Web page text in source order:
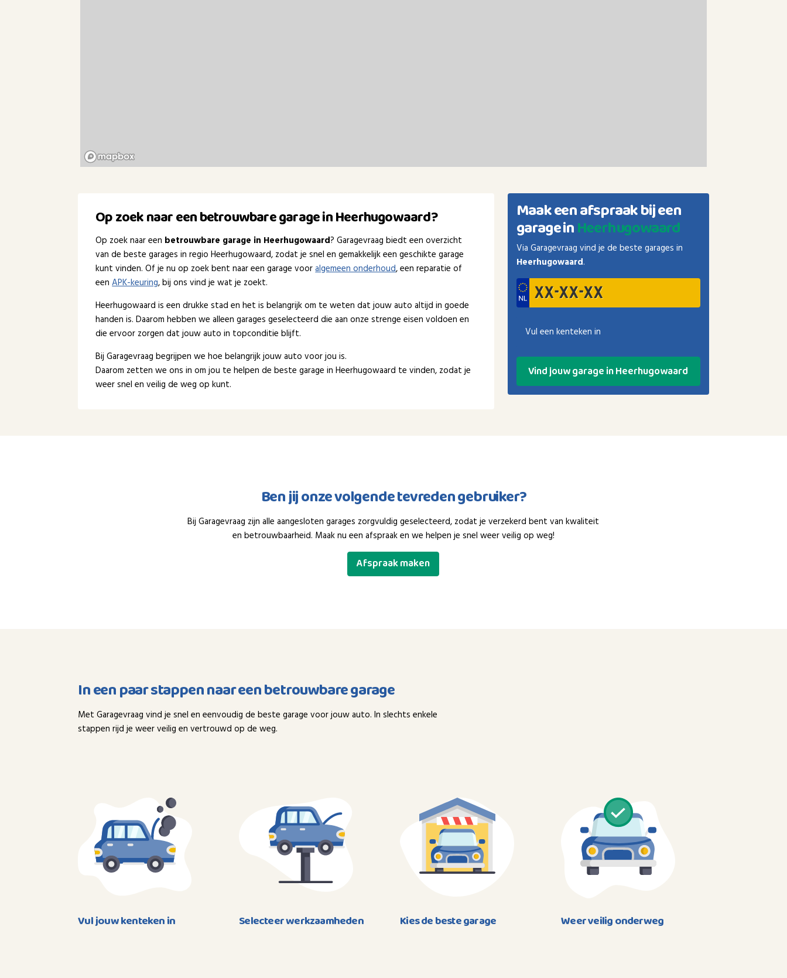
Op zoek naar een betrouwbare garage in Heerhugowaard?
Op zoek naar een betrouwbare garage in Heerhugowaard? Garagevraag biedt een overzicht
van de beste garages in regio Heerhugowaard, zodat je snel en gemakkelijk een geschikte garage
kunt vinden. Of je nu op zoek bent naar een garage vooralgemeen onderhoud, een reparatie of
eenAPK-keuring, bij ons vind je wat je zoekt.
Heerhugowaard is een drukke stad en het is belangrijk om te weten dat jouw auto altijd in goede
handen is. Daarom hebben we alleen garages geselecteerd die aan onze strenge eisen voldoen en
die ervoor zorgen dat jouw auto in topconditie blijft.
Bij Garagevraag begrijpen we hoe belangrijk jouw auto voor jou is.
Daarom zetten we ons in om jou te helpen de beste garage in Heerhugowaard te vinden, zodat je
weer snel en veilig de weg op kunt.
Maak een afspraak bij een
garage inHeerhugowaard
Via Garagevraag vind je de beste garages in
Heerhugowaard.
Vul een kenteken in
Vind jouw garage in Heerhugowaard
Ben jij onze volgende tevreden gebruiker?
Bij Garagevraag zijn alle aangesloten garages zorgvuldig geselecteerd, zodat je verzekerd bent van kwaliteit
en betrouwbaarheid. Maak nu een afspraak en we helpen je snel weer veilig op weg!
Afspraak maken
In een paar stappen naar een betrouwbare garage
Met Garagevraag vind je snel en eenvoudig de beste garage voor jouw auto. In slechts enkele
stappen rijd je weer veilig en vertrouwd op de weg.
Vul jouw kenteken in Selecteer werkzaamheden Kies de beste garage Weer veilig onderweg